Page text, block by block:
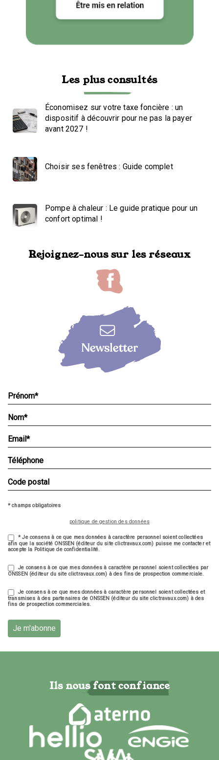
Les plus consultés
Économisez sur votre taxe foncière : un
dispositif à découvrir pour ne pas la payer
avant 2027 !
Choisir ses fenêtres : Guide complet
Pompe à chaleur : Le guide pratique pour un
confort optimal !
Rejoignez-nous sur les réseaux
* champs obligatoires
politique de gestion des données
* Je consens à ce que mes données à caractère personnel soient collectées
afin que la société ONSSEN (éditeur du site clictravaux.com) puisse me contacter et
accepte la Politique de confidentialité.
Je consens à ce que mes données à caractère personnel soient collectées par
ONSSEN (éditeur du site clictravaux.com) à des fins de prospection commerciale.
Je consens à ce que mes données à caractère personnel soient collectées et
transmises à des partenaires de ONSSEN (éditeur du site clictravaux.com) à des
fins de prospection commerciales.
Je m'abonne
Ils nous font confiance